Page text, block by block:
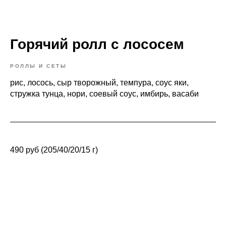
Горячий ролл с лососем
РОЛЛЫ И СЕТЫ
рис, лосось, сыр творожный, темпура, соус яки,
стружка тунца, нори, соевый соус, имбирь, васаби
490 руб (205/40/20/15 г)